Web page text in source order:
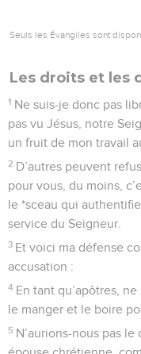
Seuls les Évangiles sont
Les droits et les
1 Ne suis-je donc pas
pas vu Jésus, notre
un fruit de mon travail
2 D’autres peuvent
pour vous, du moins,
le *sceau qui
service du Seigneur.
3 Et voici ma défense
accusation :
4 En tant qu’apôtres,
le manger et le boire
5 N’aurions-nous pas